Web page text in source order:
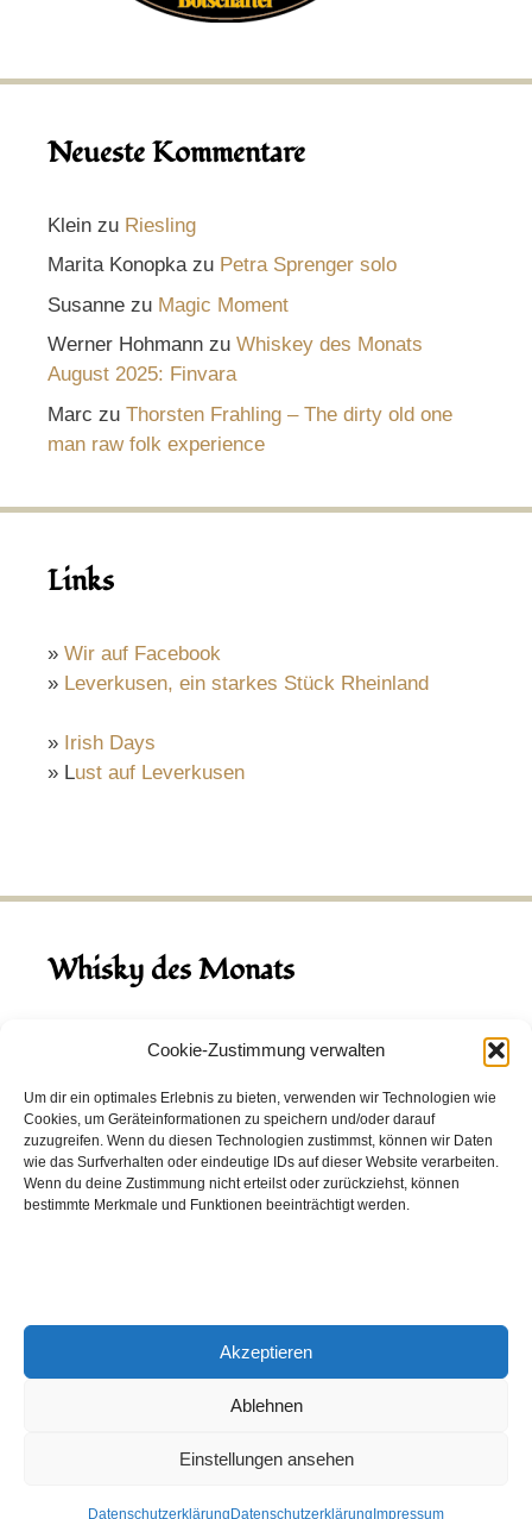
Cookie-Zustimmung verwalten
Um dir ein optimales Erlebnis zu bieten, verwenden wir Technologien wie
Cookies, um Geräteinformationen zu speichern und/oder darauf
zuzugreifen. Wenn du diesen Technologien zustimmst, können wir Daten
wie das Surfverhalten oder eindeutige IDs auf dieser Website verarbeiten.
Wenn du deine Zustimmung nicht erteilst oder zurückziehst, können
bestimmte Merkmale und Funktionen beeinträchtigt werden.
Akzeptieren
Ablehnen
Einstellungen ansehen
Datenschutzerklärung Datenschutzerklärung Impressum
Neueste Kommentare
Klein zu Riesling
Marita Konopkazu Petra Sprenger solo
Susanne zu Magic Moment
Werner Hohmann zu Whiskey des Monats
August 2025: Finvara
Marc zu Thorsten Frahling – The dirty old one
man raw folk experience
Links
» Wir auf Facebook
» Leverkusen, ein starkes Stück Rheinland
» Irish Days
» Lust auf Leverkusen
Whisky des Monats
August 2026
Hinch Double Wood
Destillerie:Hinch(Irland)
Single Malt, 43.0%
Peated: Nein
Entdecke viele weitere Whiskysin unserem
in den Whiskys des Monats.
© 2026 Notenschlüssel Leverkusen |Impressum|Datenschutz